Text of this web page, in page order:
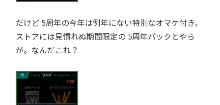
だけど 5周年の今年は例年にない特別なオマケ付き。
ストアには見慣れぬ期間限定の 5周年パックとやら
が。なんだこれ？